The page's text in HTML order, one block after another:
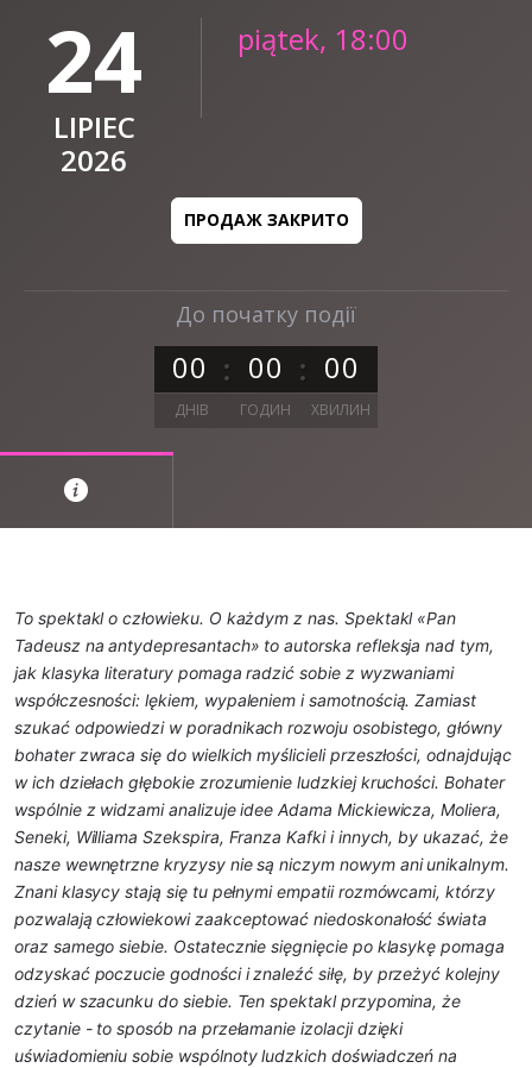
До початку події
00 00 00
ДНІВ ГОДИН ХВИЛИН
24
LIPIEC
2026
piątek, 18:00
ПРОДАЖ ЗАКРИТО
To spektakl o człowieku. O każdym z nas. Spektakl «Pan
Tadeusz na antydepresantach» to autorska refleksja nad tym,
jak klasyka literatury pomaga radzić sobie z wyzwaniami
współczesności: lękiem, wypaleniem i samotnością. Zamiast
szukać odpowiedzi w poradnikach rozwoju osobistego, główny
bohater zwraca się do wielkich myślicieli przeszłości, odnajdując
w ich dziełach głębokie zrozumienie ludzkiej kruchości. Bohater
wspólnie z widzami analizuje idee Adama Mickiewicza, Moliera,
Seneki, Williama Szekspira, Franza Kafki i innych, by ukazać, że
nasze wewnętrzne kryzysy nie są niczym nowym ani unikalnym.
Znani klasycy stają się tu pełnymi empatii rozmówcami, którzy
pozwalają człowiekowi zaakceptować niedoskonałość świata
oraz samego siebie. Ostatecznie sięgnięcie po klasykę pomaga
odzyskać poczucie godności i znaleźć siłę, by przeżyć kolejny
dzień w szacunku do siebie. Ten spektakl przypomina, że
czytanie - to sposób na przełamanie izolacji dzięki
uświadomieniu sobie wspólnoty ludzkich doświadczeń na